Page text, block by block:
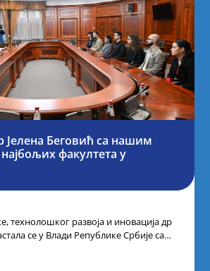
Јелена Беговић са нашим
факултета у
технолошког развоја и иновација др
се у Влади Републике Србије са